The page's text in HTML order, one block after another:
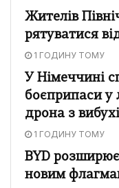
Жителів
рятуватися
1 ГОДИНУ ТОМУ
У Німеччині
боєприпаси у
дрона з
1 ГОДИНУ ТОМУ
BYD
новим